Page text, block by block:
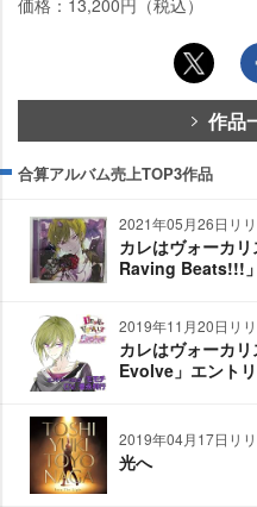
作品
合算アルバム売上TOP3作品
2021年05月26日リ
カレはヴォーカ
Raving Beats!!!
2019年11月20日リ
カレはヴォーカ
Evolve」エント
2019年04月17日リ
光へ